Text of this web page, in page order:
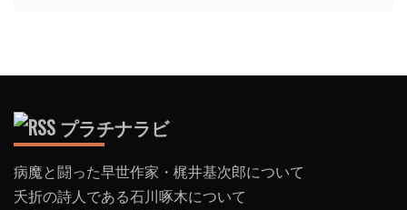
プラチナラビ
病魔と闘った早世作家・梶井基次郎について
夭折の詩人である石川啄木について